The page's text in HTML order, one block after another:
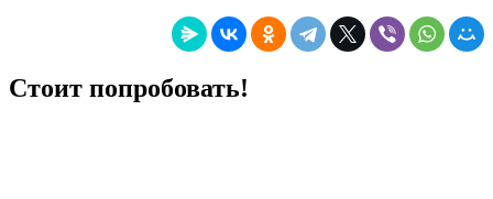
Стоит попробовать!